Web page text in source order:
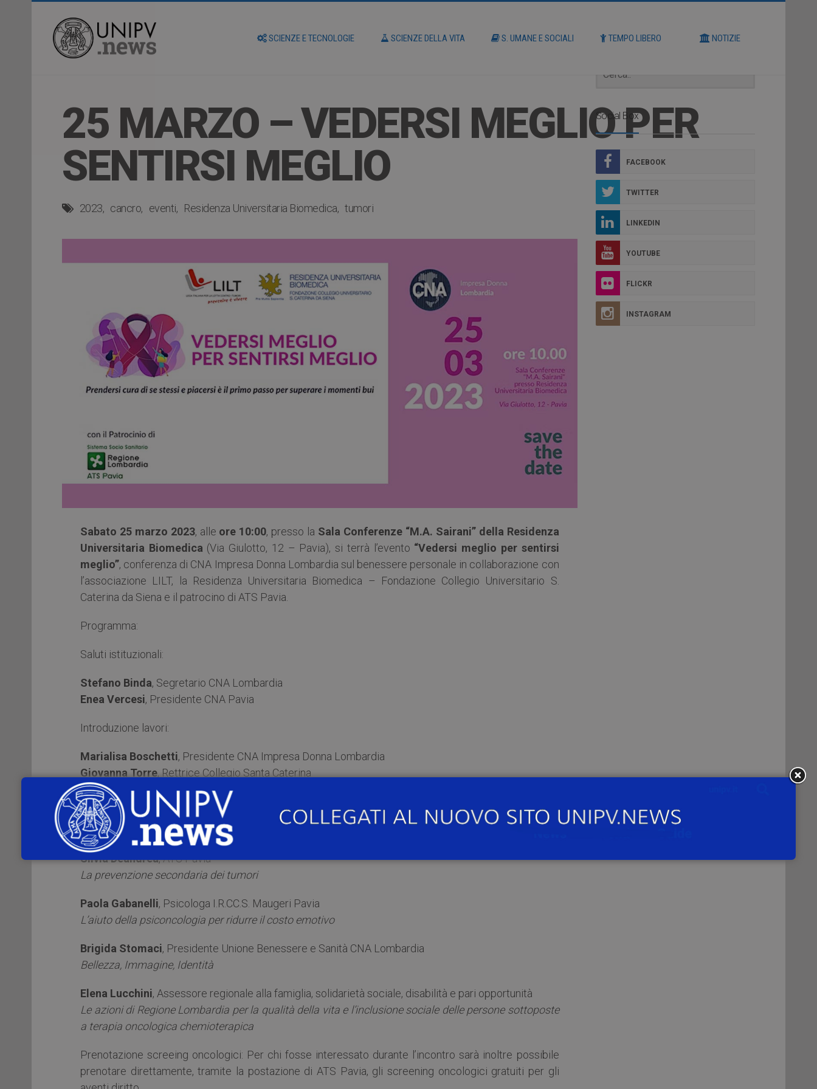
SCIENZE E TECNOLOGIE SCIENZE DELLA VITA S. UMANE E SOCIALI TEMPO LIBERO NOTIZIE
25 MARZO – VEDERSI MEGLIO PER
SENTIRSI MEGLIO
2023 cancro eventi Residenza Universitaria Biomedica tumori
Sabato 25 marzo 2023, alle ore 10:00, presso la Sala Conferenze “M.A. Sairani” della Residenza
Universitaria Biomedica (Via Giulotto, 12 – Pavia), si terrà l’evento “Vedersi meglio per sentirsi
meglio”, conferenza di CNA Impresa Donna Lombardia sul benessere personale in collaborazione con
l’associazione LILT, la Residenza Universitaria Biomedica – Fondazione Collegio Universitario S.
Caterina da Siena e il patrocino di ATS Pavia.
Programma:
Saluti istituzionali:
Stefano Binda, Segretario CNA Lombardia
Enea Vercesi, Presidente CNA Pavia
Introduzione lavori:
Marialisa Boschetti, Presidente CNA Impresa Donna Lombardia
Giovanna Torre, Rettrice Collegio Santa Caterina
Interventi:
Maria Rosaria Blago, Presidente LILT Pavia
Silvia Deandrea, ATS Pavia
La prevenzione secondaria dei tumori
Paola Gabanelli, Psicologa I.R.CC.S. Maugeri Pavia
L’aiuto della psiconcologia per ridurre il costo emotivo
Brigida Stomaci, Presidente Unione Benessere e Sanità CNA Lombardia
Bellezza, Immagine, Identità
Elena Lucchini, Assessore regionale alla famiglia, solidarietà sociale, disabilità e pari opportunità
Le azioni di Regione Lombardia per la qualità della vita e l’inclusione sociale delle persone sottoposte
a terapia oncologica chemioterapica
Prenotazione screeing oncologici: Per chi fosse interessato durante l’incontro sarà inoltre possibile
prenotare direttamente, tramite la postazione di ATS Pavia, gli screening oncologici gratuiti per gli
Social Box
FACEBOOK
TWITTER
LINKEDIN
YOUTUBE
FLICKR
INSTAGRAM